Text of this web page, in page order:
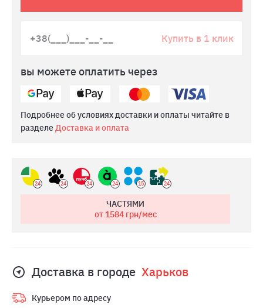
Купить в 1 клик
вы можете оплатить через
Подробнее об условиях доставки и оплаты читайте в
разделеДоставка и оплата
24 24 24 24 15 24
ЧАСТЯМИ
от 1584грн/мес
Доставка в городе Харьков
Курьером по адресу